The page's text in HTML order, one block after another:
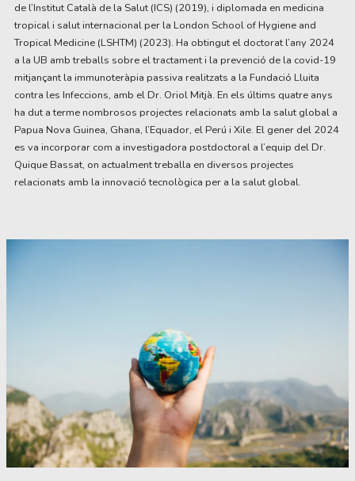
de l’Institut Català de la Salut (ICS) (2019), i diplomada en medicina
tropical i salut internacional per la London School of Hygiene and
Tropical Medicine (LSHTM) (2023). Ha obtingut el doctorat l’any 2024
a la UB amb treballs sobre el tractament i la prevenció de la covid-19
mitjançant la immunoteràpia passiva realitzats a la Fundació Lluita
contra les Infeccions, amb el Dr. Oriol Mitjà. En els últims quatre anys
ha dut a terme nombrosos projectes relacionats amb la salut global a
Papua Nova Guinea, Ghana, l’Equador, el Perú i Xile. El gener del 2024
es va incorporar com a investigadora postdoctoral a l’equip del Dr.
Quique Bassat, on actualment treballa en diversos projectes
relacionats amb la innovació tecnològica per a la salut global.